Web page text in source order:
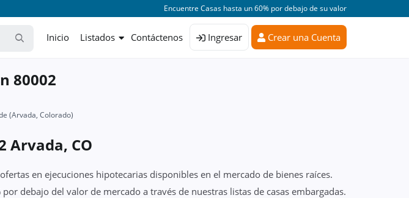
Encuentre Casas hasta un 60% por debajo de su valor
Inicio Listados Contáctenos Ingresar Crear una Cuenta
80002
(Arvada, Colorado)
Arvada, CO
en ejecuciones hipotecarias disponibles en el mercado de bienes raíces.
debajo del valor de mercado a través de nuestras listas de casas embargadas.